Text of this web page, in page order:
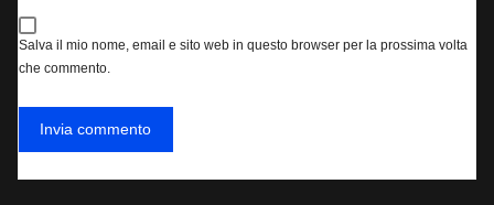
Salva il mio nome, email e sito web in questo browser per la prossima volta
che commento.